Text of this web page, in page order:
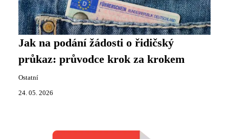
Jak na podání žádosti o řidičský
průkaz: průvodce krok za krokem
Ostatní
24. 05. 2026